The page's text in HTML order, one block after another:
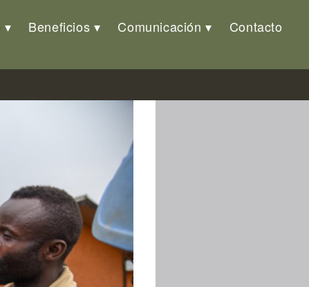
Beneficios Comunicación Contacto